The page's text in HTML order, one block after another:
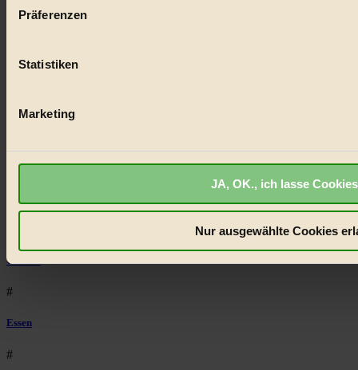
Präferenzen im
biorama.eu
welche Inhalte besonders gut ankommen, Inhalte wie
Bist du damit einverstanden?
Präferenzen
Statistiken
Marketing
JA, OK., ich lasse
Nur ausgewählte Cookies
Vegan
Umwelt
#
Essen
#